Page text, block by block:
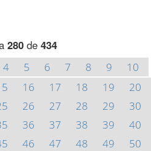
280de 434
4 5 6 7 8 9
10
16 17 18 19
20
26 27 28 29
30
36 37 38 39
40
46 47 48 49
50